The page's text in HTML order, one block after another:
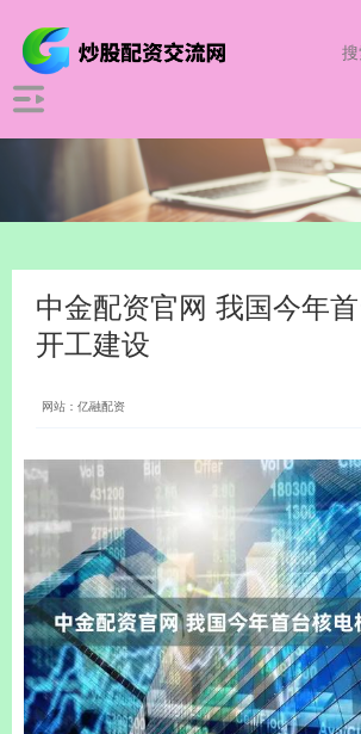
中金配资官网 我国今年
开工建设
网站：亿融配资